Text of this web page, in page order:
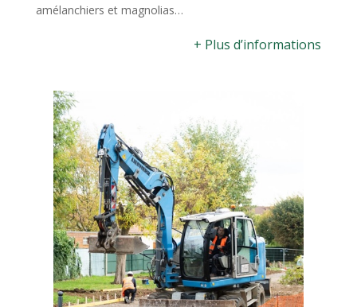
amélanchiers et magnolias…
+ Plus d’informations